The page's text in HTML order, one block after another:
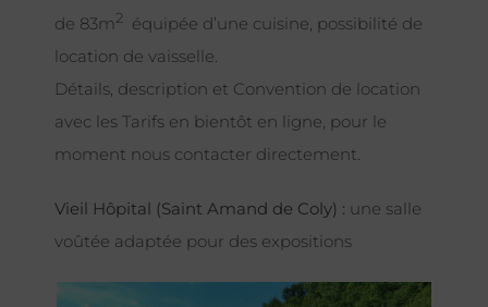
de 83m2 équipée d’une cuisine, possibilité de
location de vaisselle.
Détails, description et Convention de location
avec les Tarifs en bientôt en ligne, pour le
moment nous contacter directement.
Vieil Hôpital (Saint Amand de Coly) : une salle
voûtée adaptée pour des expositions